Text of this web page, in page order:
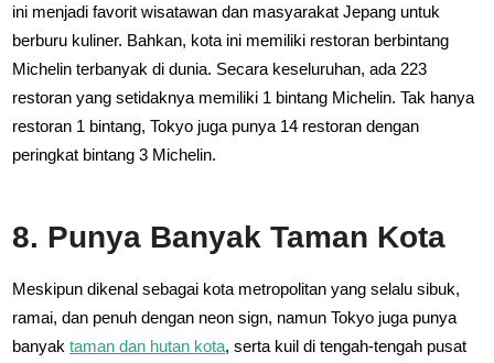
ini menjadi favorit wisatawan dan masyarakat Jepang untuk
berburu kuliner. Bahkan, kota ini memiliki restoran berbintang
Michelin terbanyak di dunia. Secara keseluruhan, ada 223
restoran yang setidaknya memiliki 1 bintang Michelin. Tak hanya
restoran 1 bintang, Tokyo juga punya 14 restoran dengan
peringkat bintang 3 Michelin.
8. Punya Banyak Taman Kota
Meskipun dikenal sebagai kota metropolitan yang selalu sibuk,
ramai, dan penuh dengan neon sign, namun Tokyo juga punya
banyaktaman dan hutan kota, serta kuil di tengah-tengah pusat